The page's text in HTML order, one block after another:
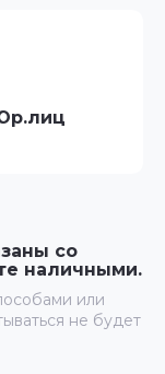
со
наличными.
или
не будет